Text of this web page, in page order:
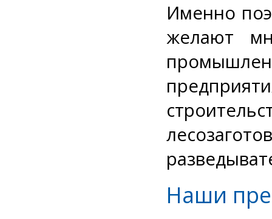
Именно
желают
Наши